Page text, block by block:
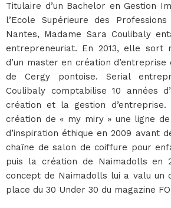
Titulaire d’un Bachelor en Gestion
l’Ecole Supérieure des
Nantes, Madame Sara Coulibaly
entrepreneuriat. En 2013, elle sort
d’un master en création d’entreprise
de Cergy pontoise. Serial
Coulibaly comptabilise 10 années
création et la gestion
création de « my miry » une ligne
d’inspiration éthique en 2009 avant
chaîne de salon de coiffure pour
puis la création de Naimadolls en
concept de Naimadolls lui a valu un
place du 30 Under 30 du magazine